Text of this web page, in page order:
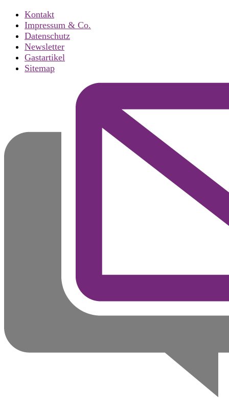
Kontakt
Impressum & Co.
Datenschutz
Newsletter
Gastartikel
Sitemap